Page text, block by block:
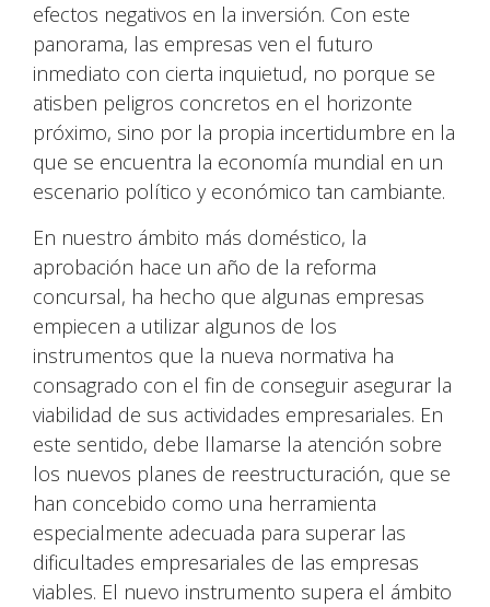
efectos negativos en la inversión. Con este
panorama, las empresas ven el futuro
inmediato con cierta inquietud, no porque se
atisben peligros concretos en el horizonte
próximo, sino por la propia incertidumbre en la
que se encuentra la economía mundial en un
escenario político y económico tan cambiante.
En nuestro ámbito más doméstico, la
aprobación hace un año de la reforma
concursal, ha hecho que algunas empresas
empiecen a utilizar algunos de los
instrumentos que la nueva normativa ha
consagrado con el fin de conseguir asegurar la
viabilidad de sus actividades empresariales. En
este sentido, debe llamarse la atención sobre
los nuevos planes de reestructuración, que se
han concebido como una herramienta
especialmente adecuada para superar las
dificultades empresariales de las empresas
viables. El nuevo instrumento supera el ámbito